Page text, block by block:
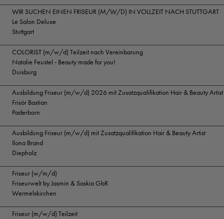
WIR SUCHEN EINEN FRISEUR (M/W/D) IN VOLLZEIT NACH STUTTGART
Le Salon Deluxe
Stuttgart
COLORIST (m/w/d) Teilzeit nach Vereinbarung
Natalie Feustel - Beauty made for you!
Duisburg
Ausbildung Friseur (m/w/d) 2026 mit Zusatzqualifikation Hair & Beauty Artist
Frisör Bastian
Paderborn
Ausbildung Friseur (m/w/d) mit Zusatzqualifikation Hair & Beauty Artist
Ilona Brand
Diepholz
Friseur (w/m/d)
Friseurwelt by Jasmin & Saskia GbR
Wermelskirchen
Friseur (m/w/d) Teilzeit